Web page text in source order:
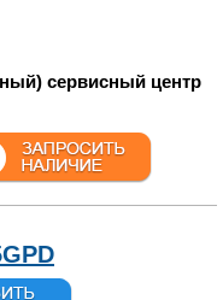
сервисный центр